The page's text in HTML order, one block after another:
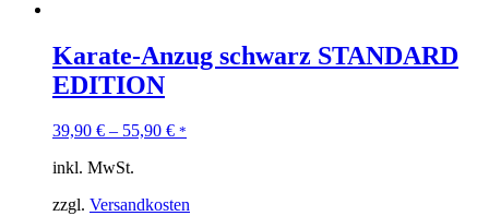
Karate-Anzug schwarz STANDARD
EDITION
39,90 € – 55,90 € *
inkl. MwSt.
zzgl. Versandkosten